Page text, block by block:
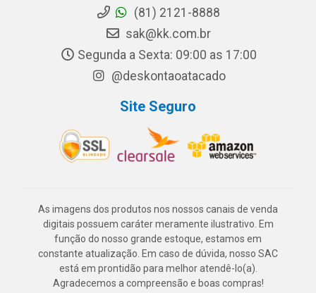
(81) 2121-8888
sak@kk.com.br
Segunda a Sexta: 09:00 as 17:00
@deskontaoatacado
Site Seguro
As imagens dos produtos nos nossos canais de venda
digitais possuem caráter meramente ilustrativo. Em
função do nosso grande estoque, estamos em
constante atualização. Em caso de dúvida, nosso SAC
está em prontidão para melhor atendê-lo(a).
Agradecemos a compreensão e boas compras!